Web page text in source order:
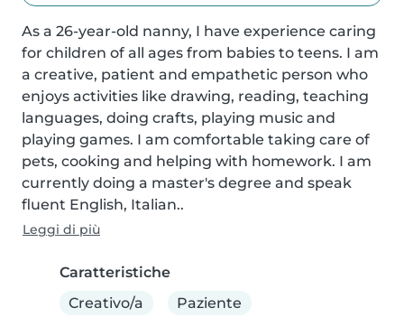
As a 26-year-old nanny, I have experience caring
for children of all ages from babies to teens. I am
a creative, patient and empathetic person who
enjoys activities like drawing, reading, teaching
languages, doing crafts, playing music and
playing games. I am comfortable taking care of
pets, cooking and helping with homework. I am
currently doing a master's degree and speak
fluent English, Italian..
Leggi di più
Caratteristiche
Creativo/a
Paziente